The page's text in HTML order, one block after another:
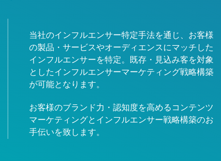
当社のインフルエンサー特定手法を通じ、お客様
の製品・サービスやオーディエンスにマッチした
インフルエンサーを特定。既存・見込み客を対象
としたインフルエンサーマーケティング戦略構築
が可能となります。
お客様のブランド力・認知度を高めるコンテンツ
マーケティングとインフルエンサー戦略構築のお
手伝いを致します。